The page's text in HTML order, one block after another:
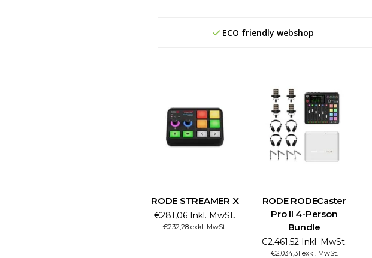
ECO friendly webshop
RODE STREAMER X
€281,06 Inkl. MwSt.
€232,28 exkl. MwSt.
RODE RODECaster
Pro II 4-Person
Bundle
€2.461,52 Inkl. MwSt.
€2.034,31 exkl. MwSt.